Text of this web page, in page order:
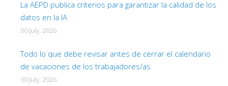
La AEPD publica criterios para garantizar la calidad de los
datos en la IA
30 July, 2026
Todo lo que debe revisar antes de cerrar el calendario
de vacaciones de los trabajadores/as
30 July, 2026